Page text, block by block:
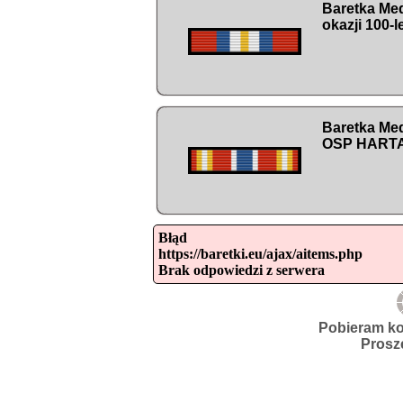
Baretka
okazji 100-
Baretka
OSP
Błąd
https://baretki.eu/ajax/aitems.php
Brak odpowiedzi z serwera
Pobieram